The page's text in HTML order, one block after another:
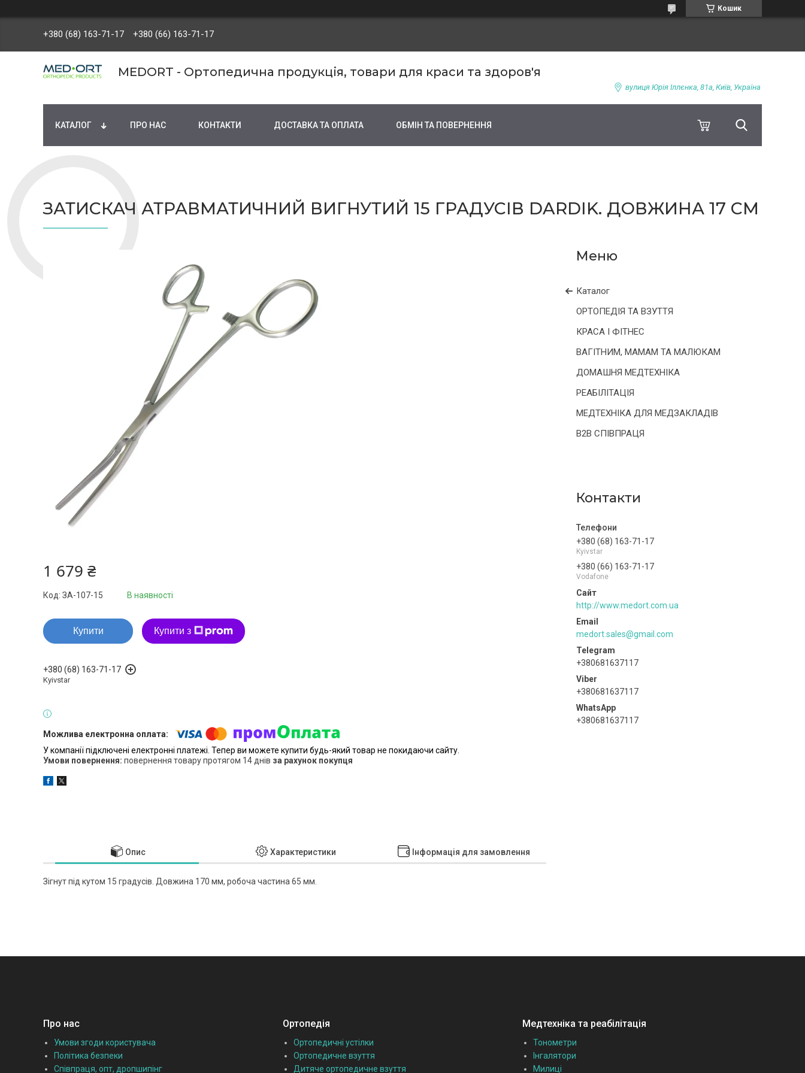
Кошик
+380 (68) 163-71-17 +380 (66) 163-71-17
MEDORT - Ортопедична продукція, товари для краси та здоров'я
вулиця Юрія Іллєнка, 81а, Київ, Україна
КАТАЛОГ ПРО НАС КОНТАКТИ ДОСТАВКА ТА ОПЛАТА ОБМІН ТА ПОВЕРНЕННЯ
ЗАТИСКАЧ АТРАВМАТИЧНИЙ ВИГНУТИЙ 15 ГРАДУСІВ DARDIK. ДОВЖИНА 17 СМ
Каталог
ОРТОПЕДІЯ ТА ВЗУТТЯ
КРАСА І ФІТНЕС
ВАГІТНИМ, МАМАМ ТА МАЛЮКАМ
ДОМАШНЯ МЕДТЕХНІКА
РЕАБІЛІТАЦІЯ
МЕДТЕХНІКА ДЛЯ МЕДЗАКЛАДІВ
B2B СПІВПРАЦЯ
Контакти
+380 (68) 163-71-17
Kyivstar
+380 (66) 163-71-17
Vodafone
http://www.medort.com.ua
medort.sales@gmail.com
+380681637117
+380681637117
+380681637117
1 679 ₴
В наявності
Код: ЗА-107-15
Купити Купити з
+380 (68) 163-71-17
Kyivstar
У компанії підключені електронні платежі. Тепер ви можете купити будь-який товар не покидаючи сайту.
повернення товару протягом 14 днів за рахунок покупця
Опис Характеристики Інформація для замовлення
Зігнут під кутом 15 градусів. Довжина 170 мм, робоча частина 65 мм.
Про нас
Умови згоди користувача
Політика безпеки
Співпраця, опт, дропшипінг
Ортопедія
Ортопедичні устілки
Ортопедичне взуття
Дитяче ортопедичне взуття
Медтехніка та реабілітація
Тонометри
Інгалятори
Милиці